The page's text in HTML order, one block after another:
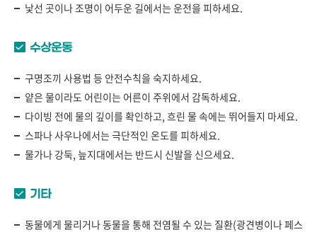
낯선 곳이나 조명이 어두운 길에서는 운전을 피하세요.
수상운동
구명조끼 사용법 등 안전수칙을 숙지하세요.
얕은 물이라도 어린이는 어른이 주위에서 감독하세요.
다이빙 전에 물의 깊이를 확인하고, 흐린 물 속에는 뛰어들지 마세요.
스파나 사우나에서는 극단적인 온도를 피하세요.
물가나 강둑, 늪지대에서는 반드시 신발을 신으세요.
기타
동물에게 물리거나 동물을 통해 전염될 수 있는 질환(광견병이나 페스